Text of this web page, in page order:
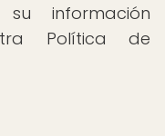
información
Política de